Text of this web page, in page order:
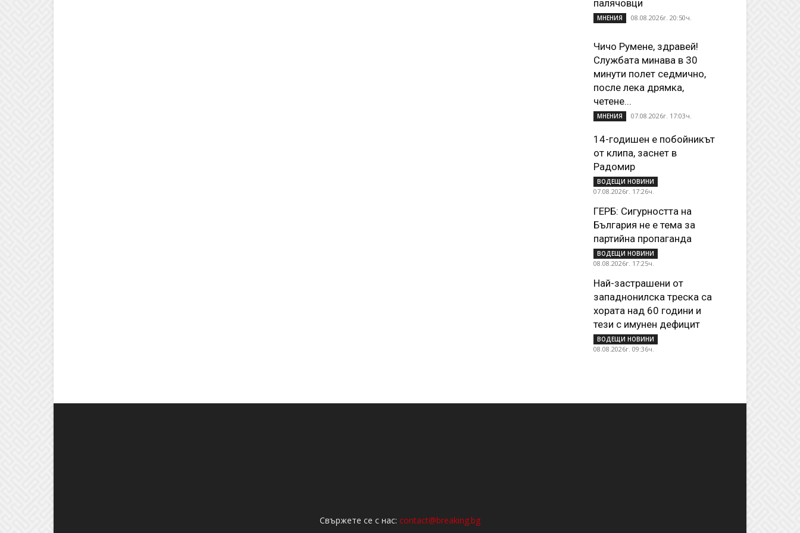
палячовци
МНЕНИЯ 08.08.2026г. 20:50ч.
Чичо Румене, здравей!
Службата минава в 30
минути полет седмично,
после лека дрямка,
четене...
МНЕНИЯ 07.08.2026г. 17:03ч.
14-годишен е побойникът
от клипа, заснет в
Радомир
ВОДЕЩИ НОВИНИ
07.08.2026г. 17:26ч.
ГЕРБ: Сигурността на
България не е тема за
партийна пропаганда
ВОДЕЩИ НОВИНИ
08.08.2026г. 17:25ч.
Най-застрашени от
западнонилска треска са
хората над 60 години и
тези с имунен дефицит
ВОДЕЩИ НОВИНИ
08.08.2026г. 09:36ч.
Свържете се с нас: contact@breaking.bg